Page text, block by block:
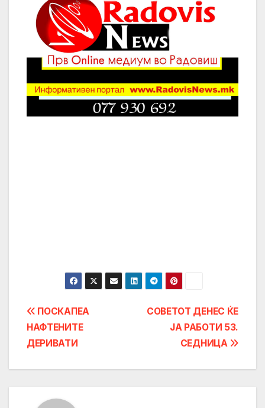
Post
navigation
СОВЕТОТ ДЕНЕС ЌЕ
ЈА РАБОТИ 53.
СЕДНИЦА
ПОСКАПЕА
НАФТЕНИТЕ
ДЕРИВАТИ